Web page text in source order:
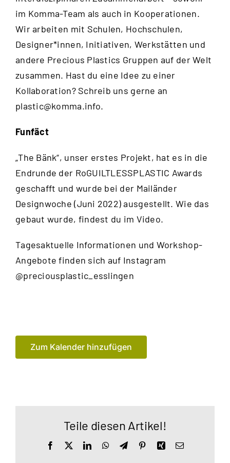
im Komma-Team als auch in Kooperationen.
Wir arbeiten mit Schulen, Hochschulen,
Designer*innen, Initiativen, Werkstätten und
andere Precious Plastics Gruppen auf der Welt
zusammen. Hast du eine Idee zu einer
Kollaboration? Schreib uns gerne an
plastic@komma.info.
Funfäct
„The Bänk“, unser erstes Projekt, hat es in die
Endrunde der RoGUILTLESSPLASTIC Awards
geschafft und wurde bei der Mailänder
Designwoche (Juni 2022) ausgestellt. Wie das
gebaut wurde, findest du im Video.
Tagesaktuelle Informationen und Workshop-
Angebote finden sich auf Instagram
@preciousplastic_esslingen
Zum Kalender hinzufügen
Teile diesen Artikel!
Facebook LinkedInWhatsApp
TelegramPinterestXingE-